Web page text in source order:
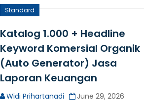
Standard
Katalog 1.000 + Headline
Keyword Komersial Organik
(Auto Generator) Jasa
Laporan Keuangan
Widi Prihartanadi June 29, 2026